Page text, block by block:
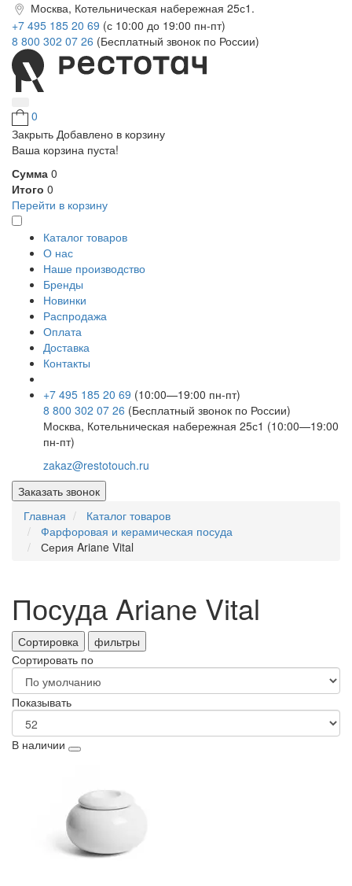
Москва, Котельническая набережная 25с1.
+7 495 185 20 69 (с 10:00 до 19:00 пн-пт)
8 800 302 07 26 (Бесплатный звонок по России)
0
Закрыть Добавлено в корзину
Ваша корзина пуста!
Сумма 0
Итого 0
Перейти в корзину
Каталог товаров
О нас
Наше производство
Бренды
Новинки
Распродажа
Оплата
Доставка
Контакты
+7 495 185 20 69 (10:00—19:00 пн-пт)
8 800 302 07 26 (Бесплатный звонок по России)
Москва, Котельническая набережная 25с1 (10:00—19:00
пн-пт)
zakaz@restotouch.ru
Заказать звонок
Главная
Каталог товаров
Фарфоровая и керамическая посуда
Серия Ariane Vital
Посуда Ariane Vital
Сортировка
фильтры
Сортировать по
Показывать
В наличии